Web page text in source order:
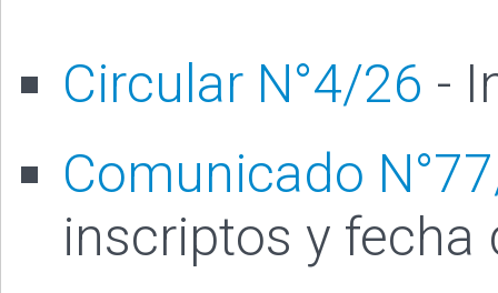
Circular N°4/26 -
Comunicado
inscriptos y fecha